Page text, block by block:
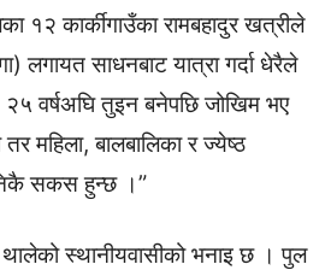
१२ कार्कीगाउँका रामबहादुर खत्रीले
लगायत साधनबाट यात्रा गर्दा धेरैले
वर्षअघि तुइन बनेपछि जोखिम भए
महिला, बालबालिका र ज्येष्ठ
सकस हुन्छ ।”
थालेको स्थानीयवासीको भनाइ छ । पुल